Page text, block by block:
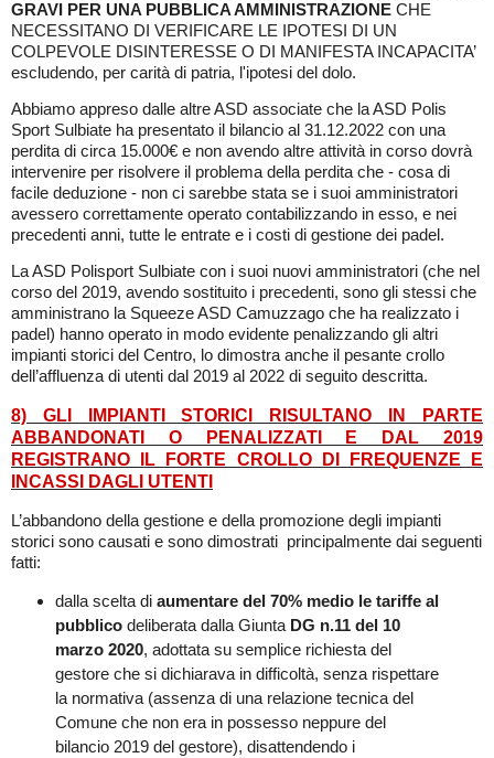
GRAVI PER UNA PUBBLICA AMMINISTRAZIONE CHE
NECESSITANO DI VERIFICARE LE IPOTESI DI UN
COLPEVOLE DISINTERESSE O DI MANIFESTA INCAPACITA’
escludendo, per carità di patria, l'ipotesi del dolo.
Abbiamo appreso dalle altre ASD associate che la ASD Polis
Sport Sulbiate ha presentato il bilancio al 31.12.2022 con una
perdita di circa 15.000€ e non avendo altre attività in corso dovrà
intervenire per risolvere il problema della perdita che - cosa di
facile deduzione - non ci sarebbe stata se i suoi amministratori
avessero correttamente operato contabilizzando in esso, e nei
precedenti anni, tutte le entrate e i costi di gestione dei padel.
La ASD Polisport Sulbiate con i suoi nuovi amministratori (che nel
corso del 2019, avendo sostituito i precedenti, sono gli stessi che
amministrano la Squeeze ASD Camuzzago che ha realizzato i
padel) hanno operato in modo evidente penalizzando gli altri
impianti storici del Centro, lo dimostra anche il pesante crollo
dell’affluenza di utenti dal 2019 al 2022 di seguito descritta.
8) GLI IMPIANTI STORICI RISULTANO IN PARTE
ABBANDONATI O PENALIZZATI E DAL 2019
REGISTRANO IL FORTE CROLLO DI FREQUENZE E
INCASSI DAGLI UTENTI
L’abbandono della gestione e della promozione degli impianti
storici sono causati e sono dimostrati principalmente dai seguenti
fatti:
dalla scelta di aumentare del 70% medio le tariffe al
pubblicodeliberata dalla Giunta DG n.11 del 10
marzo 2020, adottata su semplice richiesta del
gestore che si dichiarava in difficoltà, senza rispettare
la normativa (assenza di una relazione tecnica del
Comune che non era in possesso neppure del
bilancio 2019 del gestore), disattendendo i